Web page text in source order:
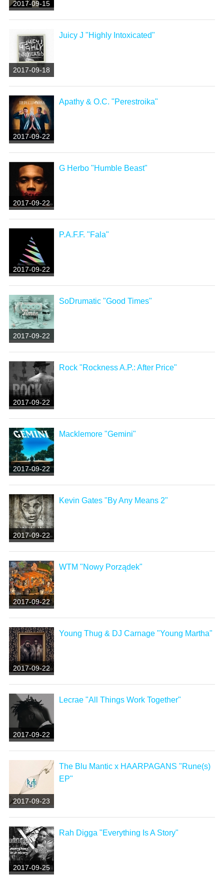
2017-09-15
2017-09-18
Juicy J "Highly Intoxicated"
2017-09-22
Apathy & O.C. "Perestroika"
2017-09-22
G Herbo "Humble Beast"
2017-09-22
P.A.F.F. "Fala"
2017-09-22
SoDrumatic "Good Times"
2017-09-22
Rock "Rockness A.P.: After Price"
2017-09-22
Macklemore "Gemini"
2017-09-22
Kevin Gates "By Any Means 2"
2017-09-22
WTM "Nowy Porządek"
2017-09-22
Young Thug & DJ Carnage "Young Martha"
2017-09-22
Lecrae "All Things Work Together"
2017-09-23
The Blu Mantic x HAARPAGANS "Rune(s)
EP"
2017-09-25
Rah Digga "Everything Is A Story"